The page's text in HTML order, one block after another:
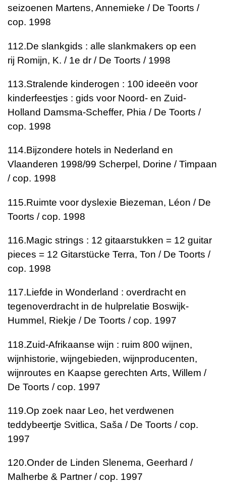
seizoenen Martens, Annemieke / De Toorts /
cop. 1998
112.De slankgids : alle slankmakers op een
rij Romijn, K. / 1e dr / De Toorts / 1998
113.Stralende kinderogen : 100 ideeën voor
kinderfeestjes : gids voor Noord- en Zuid-
Holland Damsma-Scheffer, Phia / De Toorts /
cop. 1998
114.Bijzondere hotels in Nederland en
Vlaanderen 1998/99 Scherpel, Dorine / Timpaan
/ cop. 1998
115.Ruimte voor dyslexie Biezeman, Léon / De
Toorts / cop. 1998
116.Magic strings : 12 gitaarstukken = 12 guitar
pieces = 12 Gitarstücke Terra, Ton / De Toorts /
cop. 1998
117.Liefde in Wonderland : overdracht en
tegenoverdracht in de hulprelatie Boswijk-
Hummel, Riekje / De Toorts / cop. 1997
118.Zuid-Afrikaanse wijn : ruim 800 wijnen,
wijnhistorie, wijngebieden, wijnproducenten,
wijnroutes en Kaapse gerechten Arts, Willem /
De Toorts / cop. 1997
119.Op zoek naar Leo, het verdwenen
teddybeertje Svitlica, Saša / De Toorts / cop.
1997
120.Onder de Linden Slenema, Geerhard /
Malherbe & Partner / cop. 1997